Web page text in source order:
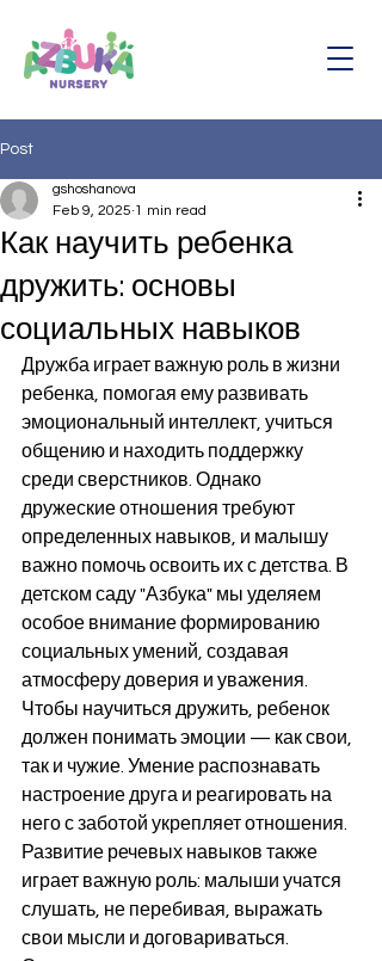
Post
Как научить ребенка
дружить: основы
социальных навыков
gshoshanova
Feb 9, 2025 1 min read
Дружба играет важную роль в жизни
ребенка, помогая ему развивать
эмоциональный интеллект, учиться
общению и находить поддержку
среди сверстников. Однако
дружеские отношения требуют
определенных навыков, и малышу
важно помочь освоить их с детства. В
детском саду "Азбука" мы уделяем
особое внимание формированию
социальных умений, создавая
атмосферу доверия и уважения.
Чтобы научиться дружить, ребенок
должен понимать эмоции — как свои,
так и чужие. Умение распознавать
настроение друга и реагировать на
него с заботой укрепляет отношения.
Развитие речевых навыков также
играет важную роль: малыши учатся
слушать, не перебивая, выражать
свои мысли и договариваться.